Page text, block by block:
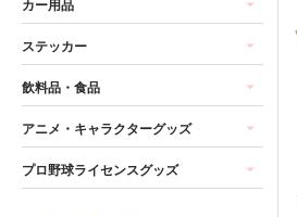
カー用品
ステッカー
飲料品・食品
アニメ・キャラクターグッズ
プロ野球ライセンスグッズ